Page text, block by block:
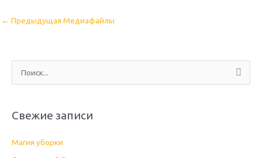
← Предыдущая Медиафайлы
с
к
Свежие записи
Магия уборки